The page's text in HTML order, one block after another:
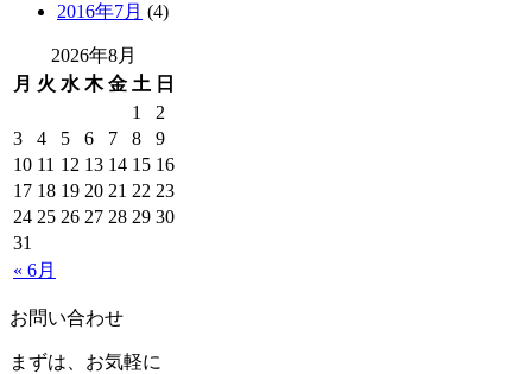
2016年7月 (4)
2026年8月
月 火 水 木 金 土 日
« 6月
1
2
3
4 5 6 7 8
9
10 11 12 13 14 15 16
17 18 19 20 21 22 23
24 25 26 27 28 29 30
31
お問い合わせ
まずは、お気軽に